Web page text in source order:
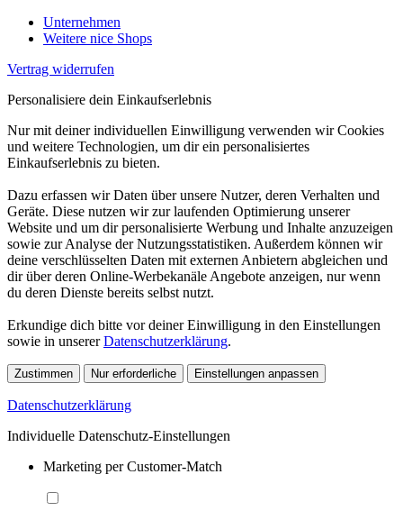
Unternehmen
Weitere nice Shops
Vertrag widerrufen
Personalisiere dein Einkaufserlebnis
Nur mit deiner individuellen Einwilligung verwenden wir Cookies
und weitere Technologien, um dir ein personalisiertes
Einkaufserlebnis zu bieten.
Dazu erfassen wir Daten über unsere Nutzer, deren Verhalten und
Geräte. Diese nutzen wir zur laufenden Optimierung unserer
Website und um dir personalisierte Werbung und Inhalte anzuzeigen
sowie zur Analyse der Nutzungsstatistiken. Außerdem können wir
deine verschlüsselten Daten mit externen Anbietern abgleichen und
dir über deren Online-Werbekanäle Angebote anzeigen, nur wenn
du deren Dienste bereits selbst nutzt.
Erkundige dich bitte vor deiner Einwilligung in den Einstellungen
sowie in unsererDatenschutzerklärung.
Zustimmen Nur erforderliche Einstellungen anpassen
Datenschutzerklärung
Individuelle Datenschutz-Einstellungen
Marketing per Customer-Match